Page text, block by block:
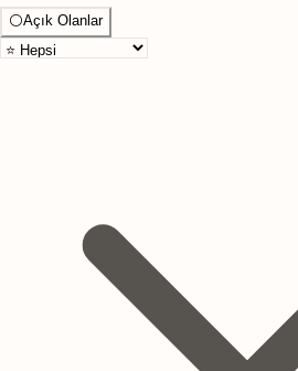
⚪Açık Olanlar